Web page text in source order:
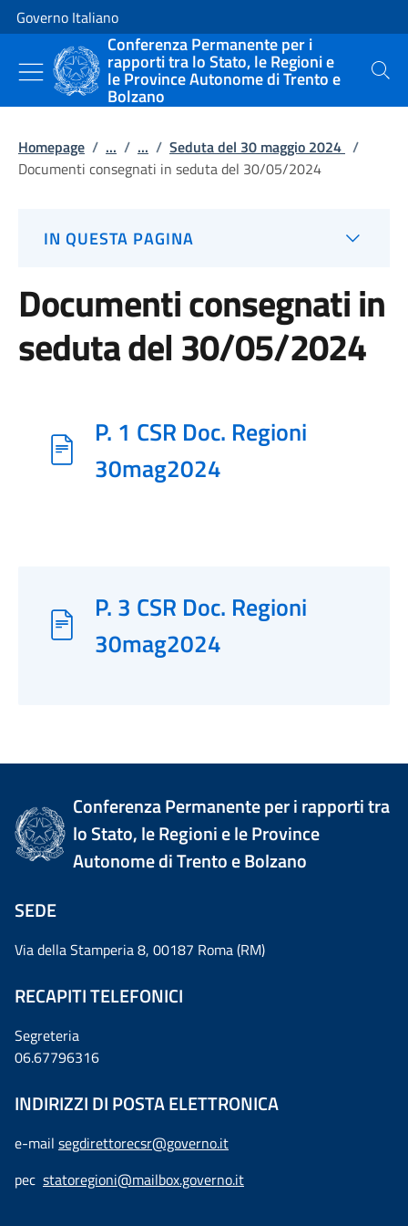
Vai al contenuto
Vai alla navigazione del sito
Governo Italiano
Conferenza Permanente per i
rapporti tra lo Stato, le Regioni e
le Province Autonome di Trento e
Bolzano
Cerca
Homepage / ... / ... / Seduta del 30 maggio 2024 /
Documenti consegnati in seduta del 30/05/2024
IN QUESTA PAGINA
Documenti consegnati in
seduta del 30/05/2024
P. 1 CSR Doc. Regioni
30mag2024
P. 3 CSR Doc. Regioni
30mag2024
Conferenza Permanente per i rapporti tra
lo Stato, le Regioni e le Province
Autonome di Trento e Bolzano
SEDE
Via della Stamperia 8, 00187 Roma (RM)
RECAPITI TELEFONICI
Segreteria
06.67796316
INDIRIZZI DI POSTA ELETTRONICA
e-mail segdirettorecsr@governo.it
pec statoregioni@mailbox.governo.it